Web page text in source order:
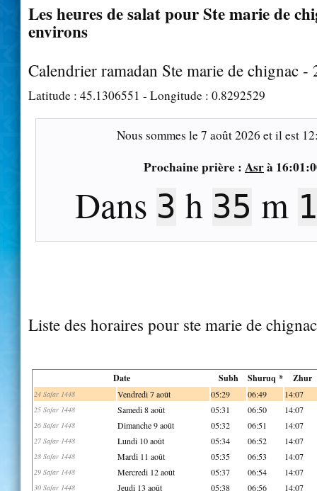
Les heures de salat pour Ste marie de
environs
Calendrier ramadan Ste marie de chignac -
Latitude : 45.1306551 - Longitude : 0.8292529
Nous sommes le7 août 2026 et il est
Prochaine prière : Asrà
Dans 3 h 35 m
Liste des horaires pour ste marie de chignac
Date Subh Shuruq * Zhur
24 Safar 1448 Vendredi 7 août 05:29 06:49 14:07
25 Safar 1448 Samedi 8 août 05:31 06:50 14:07
26 Safar 1448 Dimanche 9 août 05:32 06:51 14:07
27 Safar 1448 Lundi 10 août 05:34 06:52 14:07
28 Safar 1448 Mardi 11 août 05:35 06:53 14:07
29 Safar 1448 Mercredi 12 août 05:37 06:54 14:07
30 Safar 1448 Jeudi 13 août 05:38 06:56 14:07